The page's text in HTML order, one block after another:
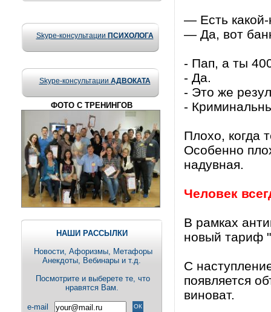
Skype-консультации ПСИХОЛОГА
Skype-консультации АДВОКАТА
ФОТО С ТРЕНИНГОВ
НАШИ РАССЫЛКИ
Новости, Aфоризмы, Метафоры
Анекдоты, Вебинары и т.д.
Посмотрите и выберете те, что
нравятся Вам.
e-mail
— Есть какой-
— Да, вот
- Пап, а ты
- Да.
- Это же
-
Плохо, когда
Особенно
надувная.
Человек
В рамках
новый тариф
С
появляется
виноват.